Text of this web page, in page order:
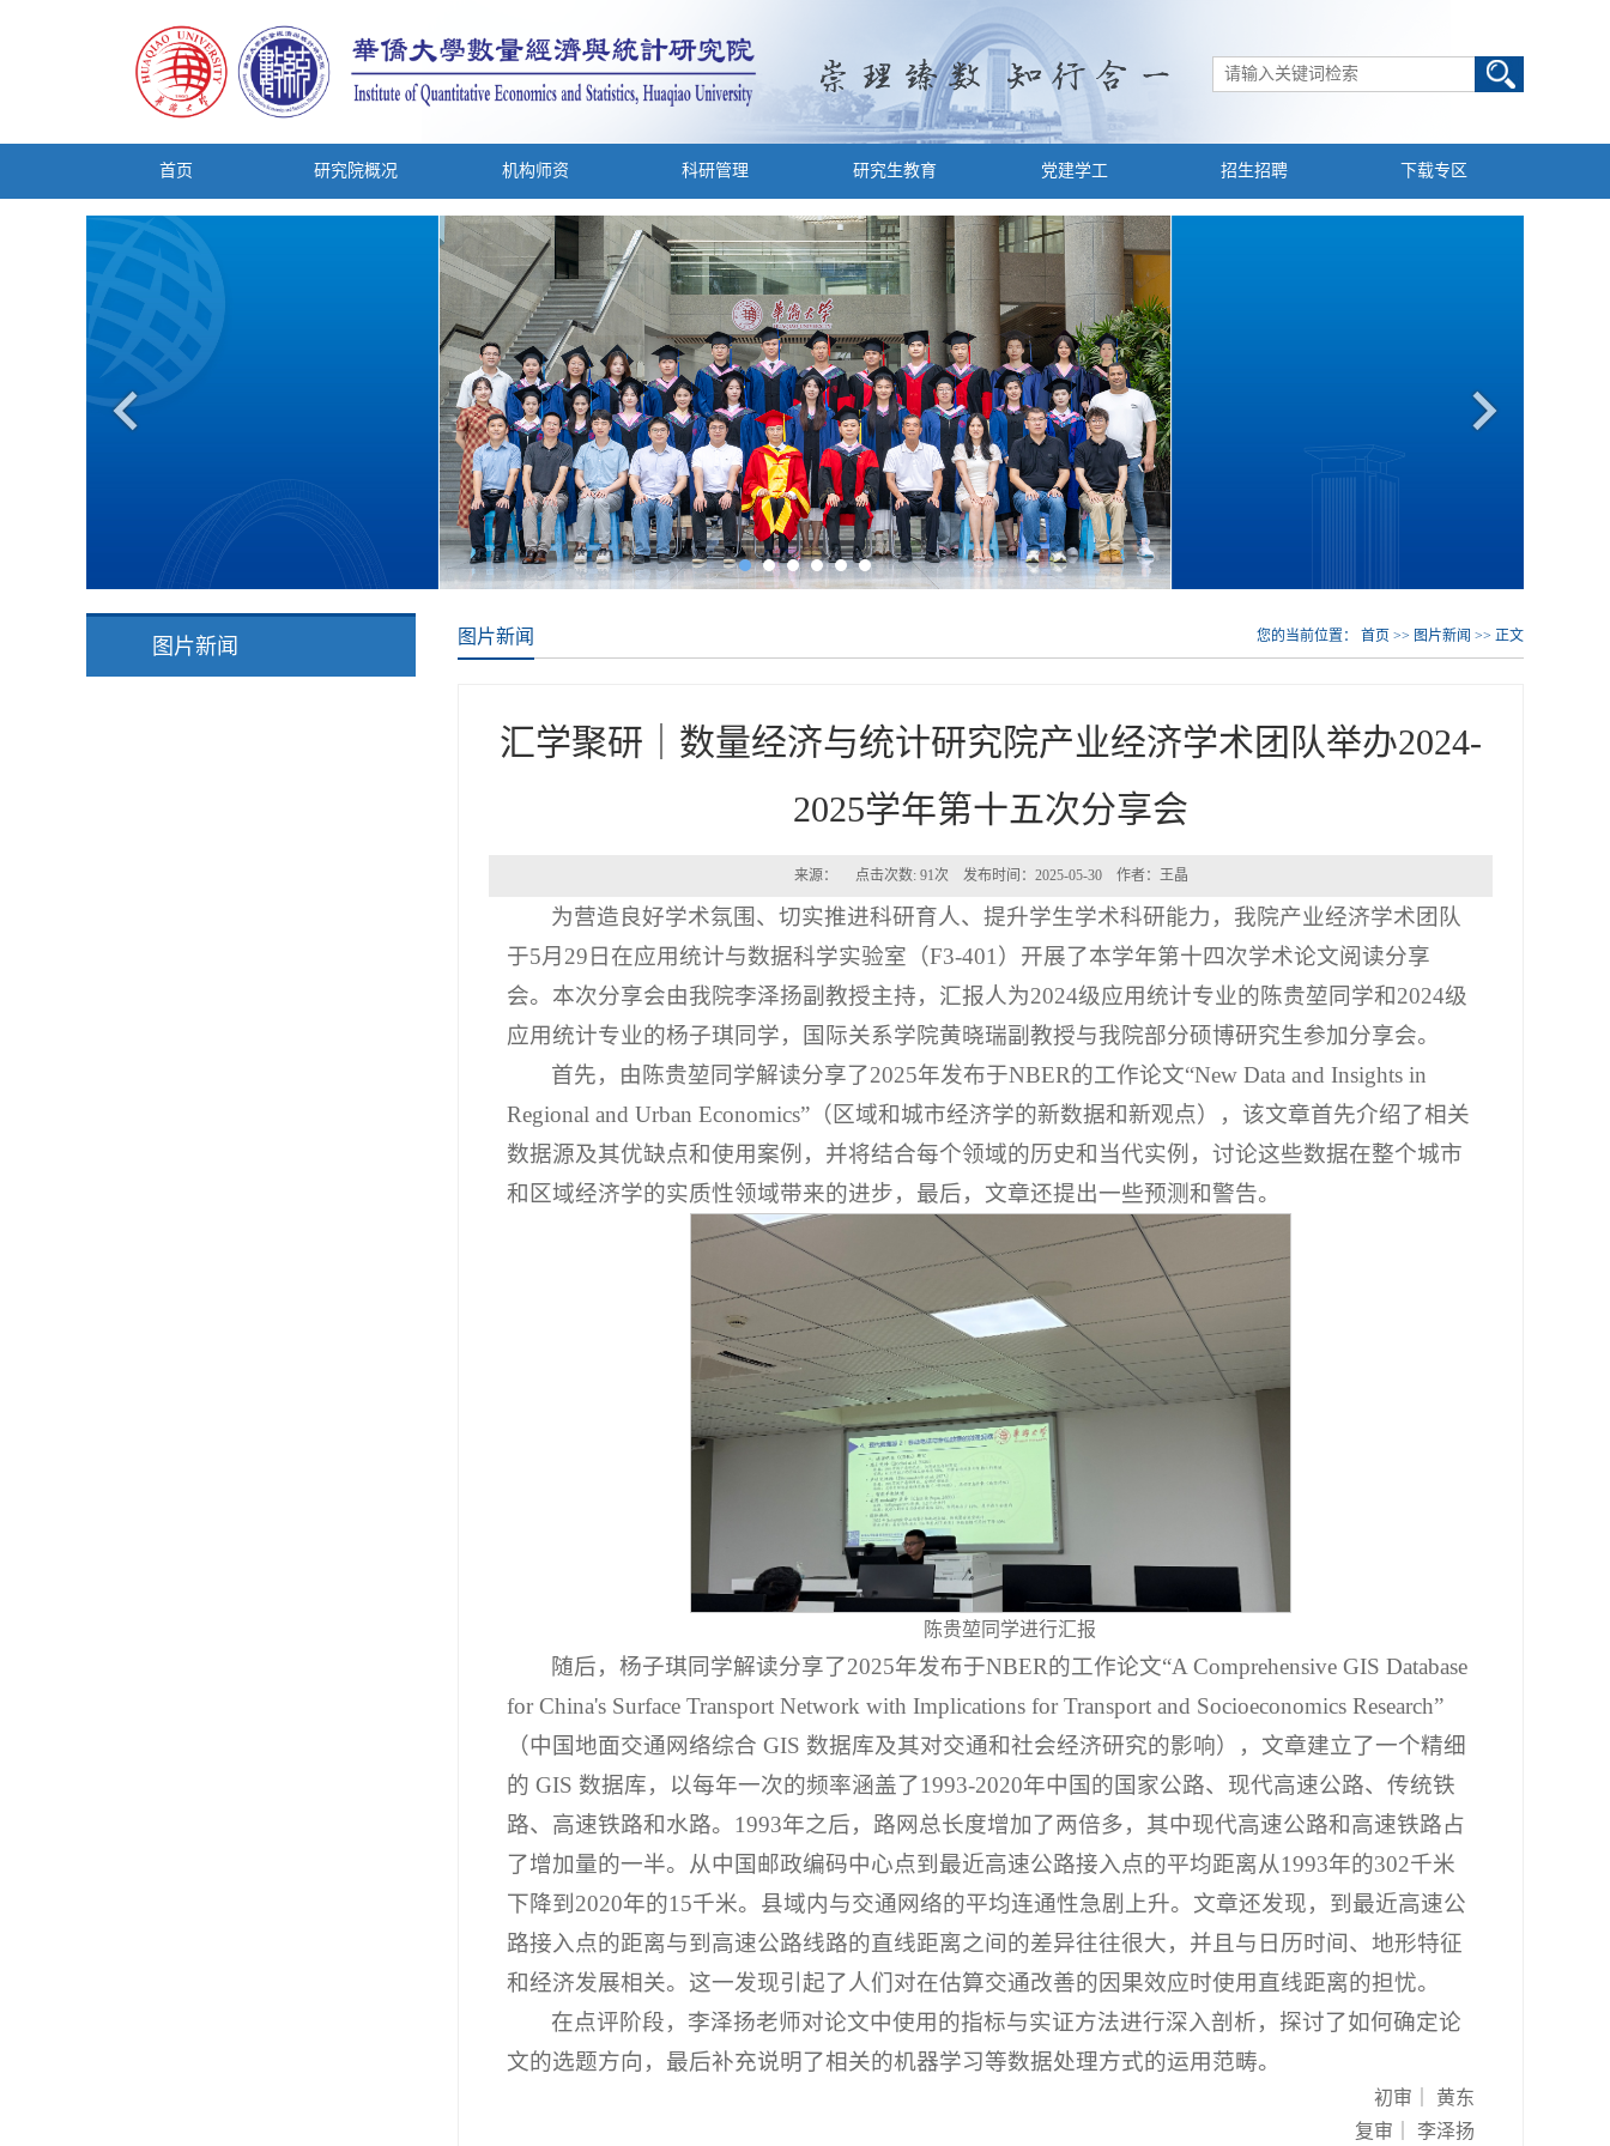
首页 研究院概况 机构师资 科研管理 研究生教育 党建学工 招生招聘 下载专区
图片新闻 图片新闻 您的当前位置： 首页 >> 图片新闻 >> 正文
汇学聚研｜数量经济与统计研究院产业经济学术团队举办2024-
2025学年第十五次分享会
来源： 点击次数: 91次 发布时间：2025-05-30 作者：王晶
为营造良好学术氛围、切实推进科研育人、提升学生学术科研能力，我院产业经济学术团队
于5月29日在应用统计与数据科学实验室（F3-401）开展了本学年第十四次学术论文阅读分享
会。本次分享会由我院李泽扬副教授主持，汇报人为2024级应用统计专业的陈贵堃同学和2024级
应用统计专业的杨子琪同学，国际关系学院黄晓瑞副教授与我院部分硕博研究生参加分享会。
首先，由陈贵堃同学解读分享了2025年发布于NBER的工作论文“New Data and Insights in
Regional and Urban Economics”（区域和城市经济学的新数据和新观点），该文章首先介绍了相关
数据源及其优缺点和使用案例，并将结合每个领域的历史和当代实例，讨论这些数据在整个城市
和区域经济学的实质性领域带来的进步，最后，文章还提出一些预测和警告。
陈贵堃同学进行汇报
随后，杨子琪同学解读分享了2025年发布于NBER的工作论文“A Comprehensive GIS Database
for China's Surface Transport Network with Implications for Transport and Socioeconomics Research”
（中国地面交通网络综合 GIS 数据库及其对交通和社会经济研究的影响），文章建立了一个精细
的 GIS 数据库，以每年一次的频率涵盖了1993-2020年中国的国家公路、现代高速公路、传统铁
路、高速铁路和水路。1993年之后，路网总长度增加了两倍多，其中现代高速公路和高速铁路占
了增加量的一半。从中国邮政编码中心点到最近高速公路接入点的平均距离从1993年的302千米
下降到2020年的15千米。县域内与交通网络的平均连通性急剧上升。文章还发现，到最近高速公
路接入点的距离与到高速公路线路的直线距离之间的差异往往很大，并且与日历时间、地形特征
和经济发展相关。这一发现引起了人们对在估算交通改善的因果效应时使用直线距离的担忧。
在点评阶段，李泽扬老师对论文中使用的指标与实证方法进行深入剖析，探讨了如何确定论
文的选题方向，最后补充说明了相关的机器学习等数据处理方式的运用范畴。
初审｜ 黄东
复审｜ 李泽扬